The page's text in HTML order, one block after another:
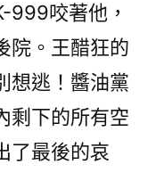
999咬著他，
院。王醋狂的
想逃！醬油黨
剩下的所有空
了最後的哀